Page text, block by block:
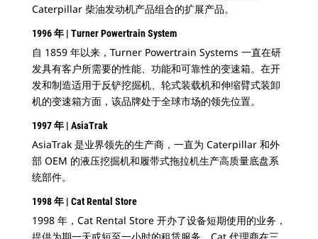
Caterpillar 柴油发动机产品组合的扩展产品。
1996 年 | Turner Powertrain System
自 1859 年以来，Turner Powertrain Systems 一直在研
发具有客户所需要的性能、功能和可靠性的变速箱。在开
发和制造适用于反铲挖掘机、轮式装载机和伸缩臂式装卸
机的变速箱方面，该品牌处于全球市场的领先位置。
1997 年 | AsiaTrak
AsiaTrak 是业界领先的生产商，一直为 Caterpillar 和外
部 OEM 的液压挖掘机和履带式拖拉机生产高质量底盘系
统部件。
1998 年 | Cat Rental Store
1998 年，Cat Rental Store 开办了设备短期使用的业务，
提供为期一天或短至一小时的租赁服务。Cat 代理商在三